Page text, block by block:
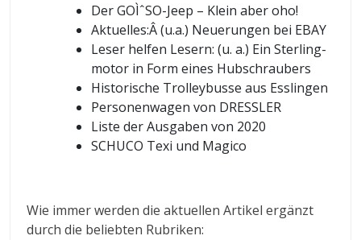
Der GOÌˆSO-Jeep – Klein aber oho!
Aktuelles:Â (u.a.) Neuerungen bei EBAY
Leser helfen Lesern: (u. a.) Ein Sterling-
motor in Form eines Hubschraubers
Historische Trolleybusse aus Esslingen
Personenwagen von DRESSLER
Liste der Ausgaben von 2020
SCHUCO Texi und Magico
Wie immer werden die aktuellen Artikel ergänzt
durch die beliebten Rubriken: